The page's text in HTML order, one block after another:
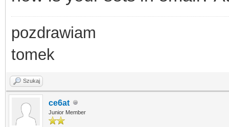
pozdrawiam
tomek
Szukaj
ce6at
Junior Member